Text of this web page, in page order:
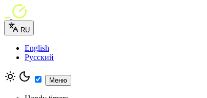
RU
English
Русский
Меню